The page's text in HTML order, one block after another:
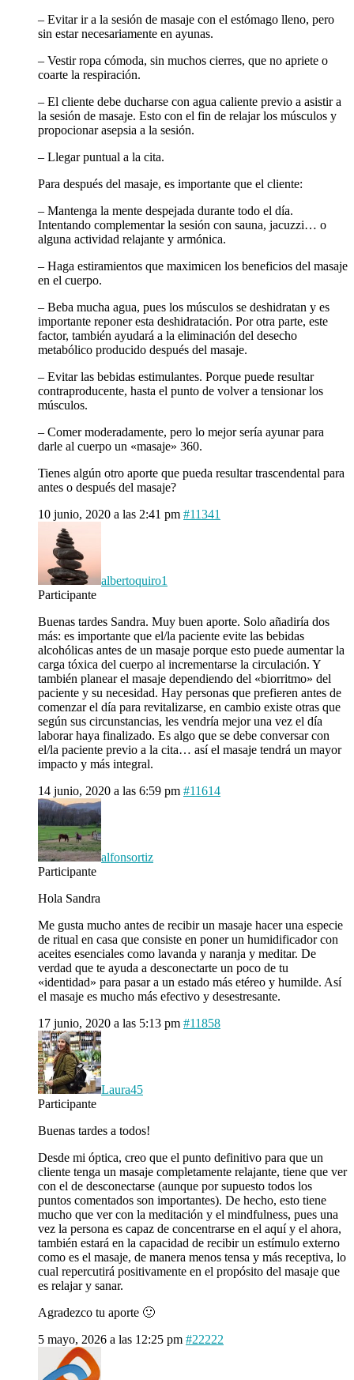
– Evitar ir a la sesión de masaje con el estómago lleno, pero
sin estar necesariamente en ayunas.
– Vestir ropa cómoda, sin muchos cierres, que no apriete o
coarte la respiración.
– El cliente debe ducharse con agua caliente previo a asistir a
la sesión de masaje. Esto con el fin de relajar los músculos y
propocionar asepsia a la sesión.
– Llegar puntual a la cita.
Para después del masaje, es importante que el cliente:
– Mantenga la mente despejada durante todo el día.
Intentando complementar la sesión con sauna, jacuzzi… o
alguna actividad relajante y armónica.
– Haga estiramientos que maximicen los beneficios del masaje
en el cuerpo.
– Beba mucha agua, pues los músculos se deshidratan y es
importante reponer esta deshidratación. Por otra parte, este
factor, también ayudará a la eliminación del desecho
metabólico producido después del masaje.
– Evitar las bebidas estimulantes. Porque puede resultar
contraproducente, hasta el punto de volver a tensionar los
músculos.
– Comer moderadamente, pero lo mejor sería ayunar para
darle al cuerpo un «masaje» 360.
Tienes algún otro aporte que pueda resultar trascendental para
antes o después del masaje?
10 junio, 2020 a las 2:41 pm #11341
albertoquiro1
Participante
Buenas tardes Sandra. Muy buen aporte. Solo añadiría dos
más: es importante que el/la paciente evite las bebidas
alcohólicas antes de un masaje porque esto puede aumentar la
carga tóxica del cuerpo al incrementarse la circulación. Y
también planear el masaje dependiendo del «biorritmo» del
paciente y su necesidad. Hay personas que prefieren antes de
comenzar el día para revitalizarse, en cambio existe otras que
según sus circunstancias, les vendría mejor una vez el día
laborar haya finalizado. Es algo que se debe conversar con
el/la paciente previo a la cita… así el masaje tendrá un mayor
impacto y más integral.
14 junio, 2020 a las 6:59 pm #11614
alfonsortiz
Participante
Hola Sandra
Me gusta mucho antes de recibir un masaje hacer una especie
de ritual en casa que consiste en poner un humidificador con
aceites esenciales como lavanda y naranja y meditar. De
verdad que te ayuda a desconectarte un poco de tu
«identidad» para pasar a un estado más etéreo y humilde. Así
el masaje es mucho más efectivo y desestresante.
17 junio, 2020 a las 5:13 pm #11858
Laura45
Participante
Buenas tardes a todos!
Desde mi óptica, creo que el punto definitivo para que un
cliente tenga un masaje completamente relajante, tiene que ver
con el de desconectarse (aunque por supuesto todos los
puntos comentados son importantes). De hecho, esto tiene
mucho que ver con la meditación y el mindfulness, pues una
vez la persona es capaz de concentrarse en el aquí y el ahora,
también estará en la capacidad de recibir un estímulo externo
como es el masaje, de manera menos tensa y más receptiva, lo
cual repercutirá positivamente en el propósito del masaje que
es relajar y sanar.
Agradezco tu aporte 🙂
5 mayo, 2026 a las 12:25 pm #22222